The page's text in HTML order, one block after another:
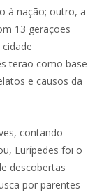
à nação; outro, a
13 gerações
terão como base
e causos da
contando
Eurípedes foi o
descobertas
por parentes